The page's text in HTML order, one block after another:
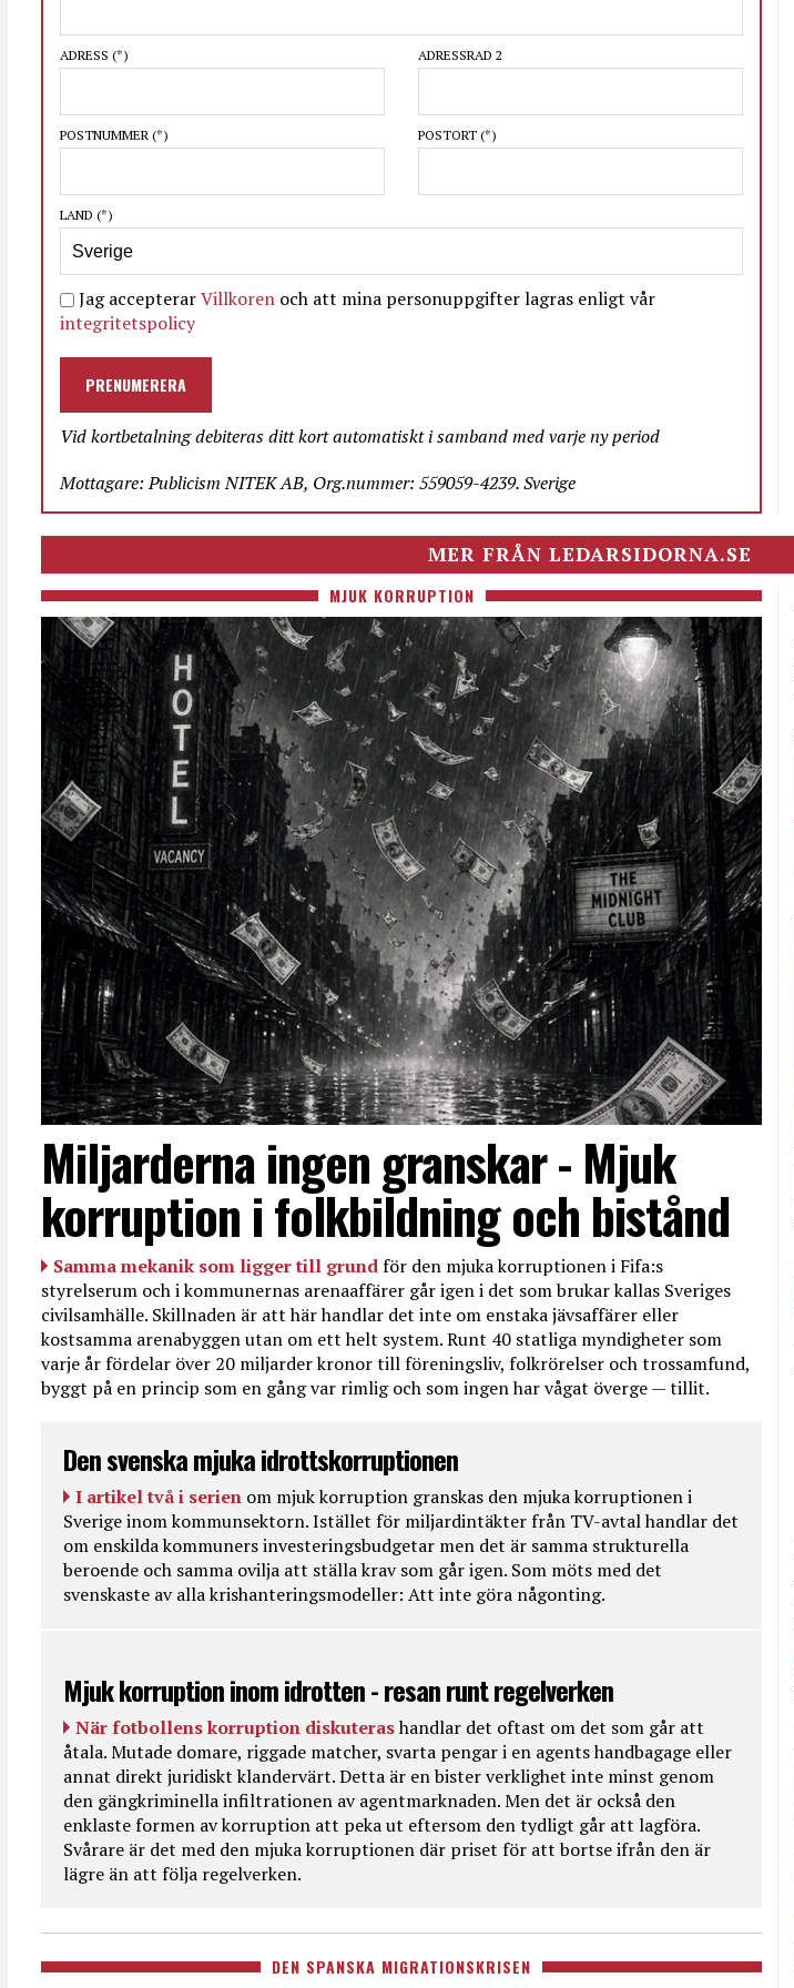
ADRESS (*) ADRESSRAD 2
POSTNUMMER (*) POSTORT (*)
LAND (*)
Jag accepterarVillkoren och att mina personuppgifter lagras enligt vår
integritetspolicy
PRENUMERERA
Vid kortbetalning debiteras ditt kort automatiskt i samband med varje ny period
Mottagare: Publicism NITEK AB, Org.nummer: 559059-4239. Sverige
MER FRÅN LEDARSIDORNA.SE
MJUK KORRUPTION
Miljarderna ingen granskar - Mjuk
korruption i folkbildning och bistånd
Samma mekanik som ligger till grundför den mjuka korruptionen i Fifa:s
styrelserum och i kommunernas arenaaffärer går igen i det som brukar kallas Sveriges
civilsamhälle. Skillnaden är att här handlar det inte om enstaka jävsaffärer eller
kostsamma arenabyggen utan om ett helt system. Runt 40 statliga myndigheter som
varje år fördelar över 20 miljarder kronor till föreningsliv, folkrörelser och trossamfund,
byggt på en princip som en gång var rimlig och som ingen har vågat överge — tillit.
Den svenska mjuka idrottskorruptionen
I artikel två i serien om mjuk korruption granskas den mjuka korruptionen i
Sverige inom kommunsektorn. Istället för miljardintäkter från TV-avtal handlar det
om enskilda kommuners investeringsbudgetar men det är samma strukturella
beroende och samma ovilja att ställa krav som går igen. Som möts med det
svenskaste av alla krishanteringsmodeller: Att inte göra någonting.
Mjuk korruption inom idrotten - resan runt regelverken
När fotbollens korruption diskuterashandlar det oftast om det som går att
åtala. Mutade domare, riggade matcher, svarta pengar i en agents handbagage eller
annat direkt juridiskt klandervärt. Detta är en bister verklighet inte minst genom
den gängkriminella infiltrationen av agentmarknaden. Men det är också den
enklaste formen av korruption att peka ut eftersom den tydligt går att lagföra.
Svårare är det med den mjuka korruptionen där priset för att bortse ifrån den är
lägre än att följa regelverken.
DEN SPANSKA MIGRATIONSKRISEN